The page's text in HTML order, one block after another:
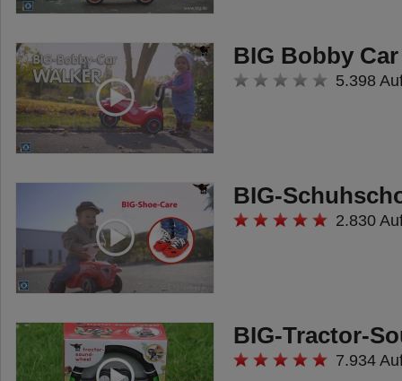
BIG Bobby
5.398
BIG-
2.830
BIG-Tractor-
7.934